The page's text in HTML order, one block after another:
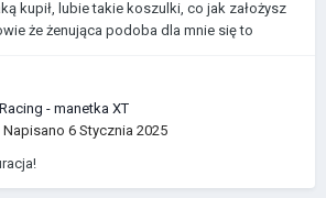
kupił, lubie takie koszulki, co jak założysz
że żenująca podoba dla mnie się to
Bianchi Spillo Racing - manetka XT
Napisano 6 Stycznia 2025